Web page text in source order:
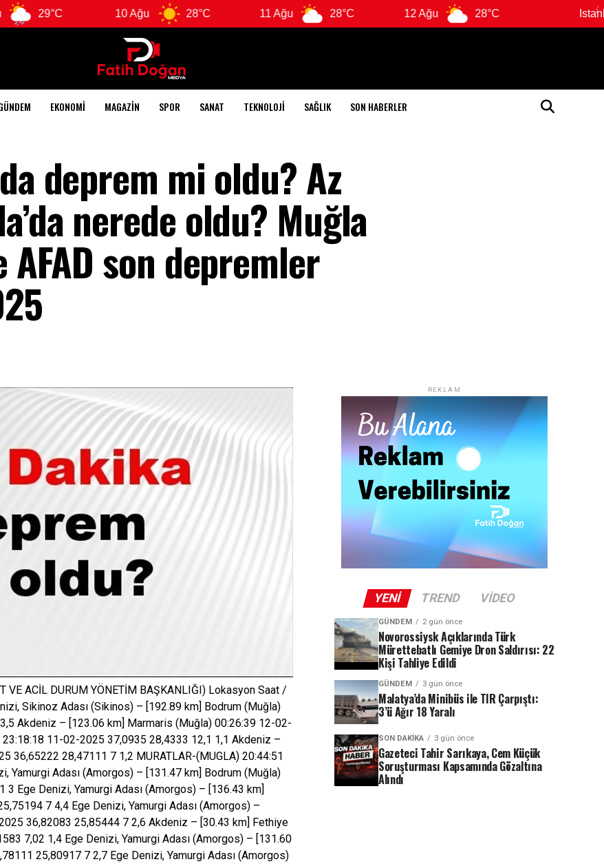
28°C 28°C 28°C
EKONOMI MAGAZIN SPOR SANAT TEKNOLOJI SAĞLIK SON HABERLER
deprem mi oldu? Az
nerede oldu? Muğla
son depremler
VE ACİL DURUM YÖNETİM BAŞKANLIĞI) Lokasyon Saat /
Sikinoz Adası (Sikinos) – [192.89 km] Bodrum (Muğla)
Akdeniz – [123.06 km] Marmaris (Muğla) 00:26:39 12-02-
11-02-2025 37,0935 28,4333 12,1 1,1 Akdeniz –
36,65222 28,47111 7 1,2 MURATLAR-(MUGLA) 20:44:51
Yamurgi Adası (Amorgos) – [131.47 km] Bodrum (Muğla)
Ege Denizi, Yamurgi Adası (Amorgos) – [136.43 km]
7 4,4 Ege Denizi, Yamurgi Adası (Amorgos) –
36,82083 25,85444 7 2,6 Akdeniz – [30.43 km] Fethiye
7,02 1,4 Ege Denizi, Yamurgi Adası (Amorgos) – [131.60
25,80917 7 2,7 Ege Denizi, Yamurgi Adası (Amorgos)
REKLAM
YENI TREND VIDEO
GÜNDEM 2 gün önce
Novorossiysk Açıklarında Türk
Mürettebatlı Gemiye Dron Saldırısı: 22
Kişi Tahliye Edildi
GÜNDEM 3 gün önce
Malatya’da Minibüs ile TIR Çarpıştı:
3’ü Ağır 18 Yaralı
SON DAKIKA 3 gün önce
Gazeteci Tahir Sarıkaya, Cem Küçük
Soruşturması Kapsamında Gözaltına
Alındı